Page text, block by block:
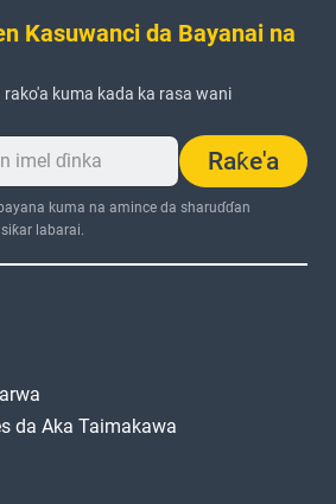
Kasuwanci da Bayanai na
kuma kada ka rasa wani
Raƙe'a
kuma na amince da sharuɗɗan
labarai.
da Aka Taimakawa